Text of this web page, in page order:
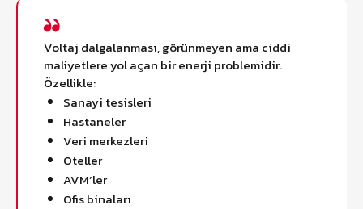
Voltaj dalgalanması, görünmeyen ama ciddi
maliyetlere yol açan bir enerji problemidir.
Özellikle:
Sanayi tesisleri
Hastaneler
Veri merkezleri
Oteller
AVM’ler
Ofis binaları